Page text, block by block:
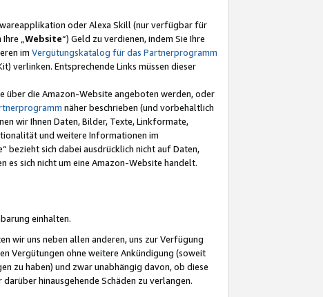
oder Alexa Skill (nur verfügbar für
„ Website“) Geld zu verdienen, indem Sie Ihre
im Vergütungskatalog für das Partnerprogramm
verlinken. Entsprechende Links müssen dieser
über die Amazon-Website angeboten werden, oder
näher beschrieben (und vorbehaltlich
wir Ihnen Daten, Bilder, Texte, Linkformate,
und weitere Informationen im
bezieht sich dabei ausdrücklich nicht auf Daten,
sich nicht um eine Amazon-Website handelt.
einhalten.
wir uns neben allen anderen, uns zur Verfügung
Vergütungen ohne weitere Ankündigung (soweit
zu haben) und zwar unabhängig davon, ob diese
hinausgehende Schäden zu verlangen.